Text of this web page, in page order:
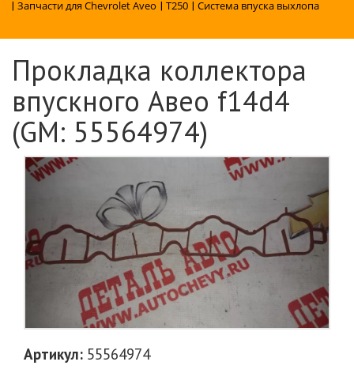
| Запчасти для Chevrolet Aveo | T250 | Система впуска выхлопа
Прокладка коллектора
впускного Авео f14d4
(GM: 55564974)
Артикул: 55564974